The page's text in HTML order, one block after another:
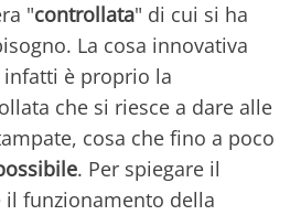
"controllata" di cui si ha
La cosa innovativa
è proprio la
che si riesce a dare alle
cosa che fino a poco
. Per spiegare il
funzionamento della